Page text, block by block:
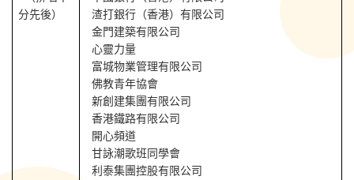
分先後）
渣打銀行（香港）有限公司
金門建築有限公司
心靈力量
富城物業管理有限公司
佛教青年協會
新創建集團有限公司
香港鐵路有限公司
開心頻道
甘詠潮歌班同學會
利泰集團控股有限公司